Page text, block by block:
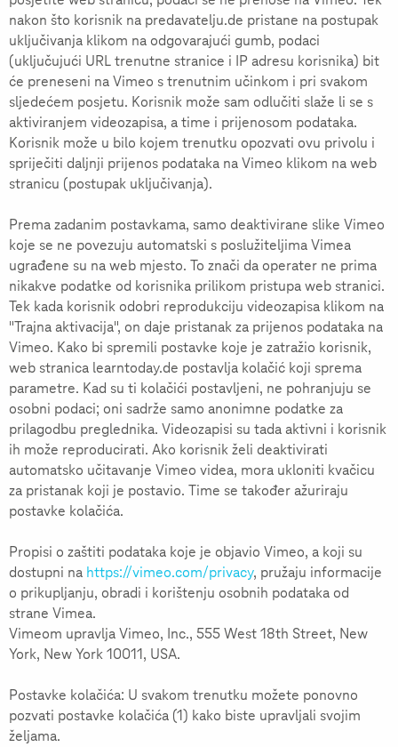
nakon što korisnik na predavatelju.de pristane na postupak
uključivanja klikom na odgovarajući gumb, podaci
(uključujući URL trenutne stranice i IP adresu korisnika) bit
će preneseni na Vimeo s trenutnim učinkom i pri svakom
sljedećem posjetu. Korisnik može sam odlučiti slaže li se s
aktiviranjem videozapisa, a time i prijenosom podataka.
Korisnik može u bilo kojem trenutku opozvati ovu privolu i
spriječiti daljnji prijenos podataka na Vimeo klikom na web
stranicu (postupak uključivanja).
Prema zadanim postavkama, samo deaktivirane slike Vimeo
koje se ne povezuju automatski s poslužiteljima Vimea
ugrađene su na web mjesto. To znači da operater ne prima
nikakve podatke od korisnika prilikom pristupa web stranici.
Tek kada korisnik odobri reprodukciju videozapisa klikom na
"Trajna aktivacija", on daje pristanak za prijenos podataka na
Vimeo. Kako bi spremili postavke koje je zatražio korisnik,
web stranica learntoday.de postavlja kolačić koji sprema
parametre. Kad su ti kolačići postavljeni, ne pohranjuju se
osobni podaci; oni sadrže samo anonimne podatke za
prilagodbu preglednika. Videozapisi su tada aktivni i korisnik
ih može reproducirati. Ako korisnik želi deaktivirati
automatsko učitavanje Vimeo videa, mora ukloniti kvačicu
za pristanak koji je postavio. Time se također ažuriraju
postavke kolačića.
Propisi o zaštiti podataka koje je objavio Vimeo, a koji su
dostupni na https://vimeo.com/privacy, pružaju informacije
o prikupljanju, obradi i korištenju osobnih podataka od
strane Vimea.
Vimeom upravlja Vimeo, Inc., 555 West 18th Street, New
York, New York 10011, USA.
Postavke kolačića: U svakom trenutku možete ponovno
pozvati postavke kolačića (1) kako biste upravljali svojim
željama.